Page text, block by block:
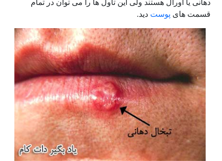
دهانی یا اورال هستند ولی این تاول ها را می توان در تمام
قسمت های پوست دید.